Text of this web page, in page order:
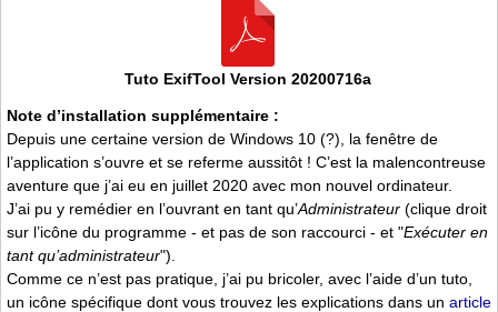
Tuto ExifTool Version 20200716a
Note d’installation supplémentaire :
Depuis une certaine version de Windows 10 (?), la fenêtre de
l’application s’ouvre et se referme aussitôt ! C’est la malencontreuse
aventure que j’ai eu en juillet 2020 avec mon nouvel ordinateur.
J’ai pu y remédier en l’ouvrant en tant qu’Administrateur (clique droit
sur l’icône du programme - et pas de son raccourci - et "Exécuter en
tant qu’administrateur").
Comme ce n’est pas pratique, j’ai pu bricoler, avec l’aide d’un tuto,
un icône spécifique dont vous trouvez les explications dans un article